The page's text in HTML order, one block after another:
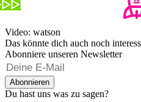
Video: watson
Das könnte dich auch noch
Abonniere unseren Newsletter
Abonnieren
Du hast uns was zu sagen?